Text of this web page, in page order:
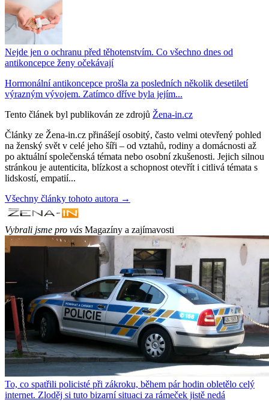
Nejde jen o ochranu před těhotenstvím. Co všechno dnes od
antikoncepce ženy očekávají
Hormonální antikoncepce prošla za posledních několik desetiletí
výrazným vývojem. Zatímco dříve byla jejím...
Tento článek byl publikován ze zdrojů Žena-in.cz
Články ze Žena-in.cz přinášejí osobitý, často velmi otevřený pohled
na ženský svět v celé jeho šíři – od vztahů, rodiny a domácnosti až
po aktuální společenská témata nebo osobní zkušenosti. Jejich silnou
stránkou je autenticita, blízkost a schopnost otevřít i citlivá témata s
lidskostí, empatií...
Všechny články tohoto autora →
Vybrali jsme pro vás Magazíny a zajímavosti
To, co spatřili policisté při zákroku, během pár hodin obletělo celý
internet. Zloděj si tuto bizarní situaci za rámeček jistě nedá